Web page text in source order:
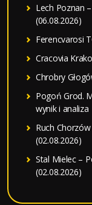
Lech Poznan
(06.08.2026)
Ferencvarosi
Cracovia
Chrobry
Pogoń Grod.
wynik i analiza
Ruch
(02.08.2026)
Stal Mielec –
(02.08.2026)